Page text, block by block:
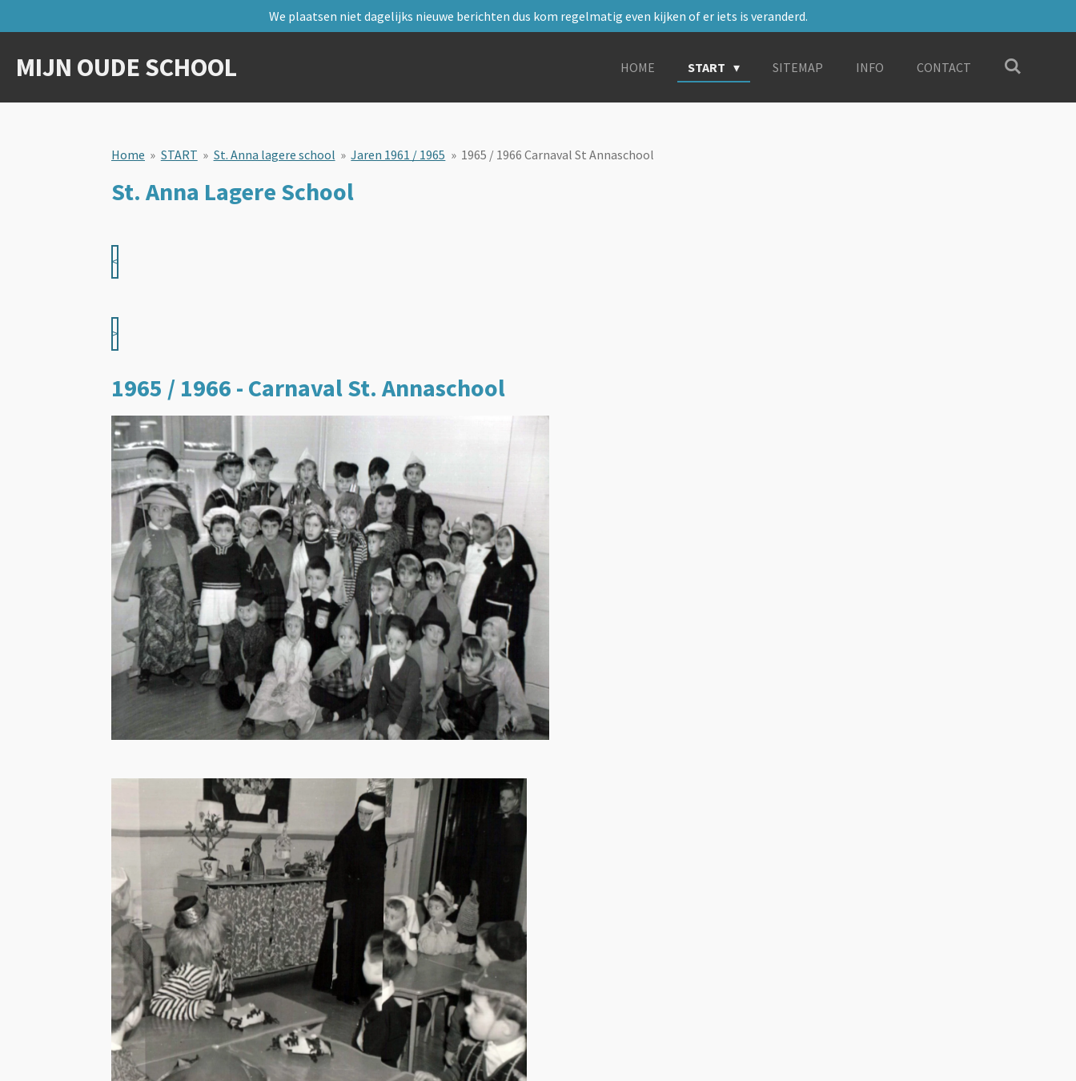
direct
de
We plaatsen niet dagelijks nieuwe berichten dus kom regelmatig even kijken of er iets is veranderd.
MIJN OUDE SCHOOL HOME START SITEMAP INFO CONTACT
Home » START » St. Anna lagere school » Jaren 1961 / 1965 » 1965 / 1966 Carnaval St Annaschool
St. Anna Lagere School
<
>
1965 / 1966 - Carnaval St. Annaschool